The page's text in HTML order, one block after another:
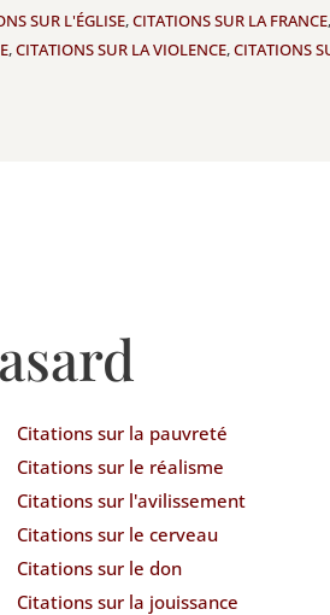
SUR L'ÉGLISE,CITATIONS SUR LA FRANCE
,CITATIONS SUR LA VIOLENCE,CITATIONS
Citations sur la pauvreté
Citations sur le réalisme
Citations sur l'avilissement
Citations sur le cerveau
Citations sur le don
Citations sur la jouissance